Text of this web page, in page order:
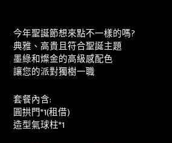
今年聖誕節想來點不一樣的嗎?
典雅、高貴且符合聖誕主題
墨綠和燦金的高級感配色
讓您的派對獨樹一職
套餐內含:
圓拱門*1(租借)
造型氣球柱*1